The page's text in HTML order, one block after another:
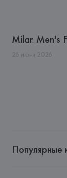
Milan Men's
26 июня 2026
Популярные